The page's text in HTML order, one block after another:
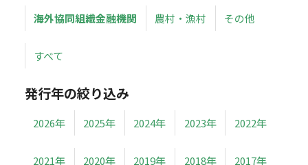
海外協同組織金融機関 農村・漁村 その他
すべて
発行年の絞り込み
2026年 2025年 2024年 2023年 2022年
2021年 2020年 2019年 2018年 2017年